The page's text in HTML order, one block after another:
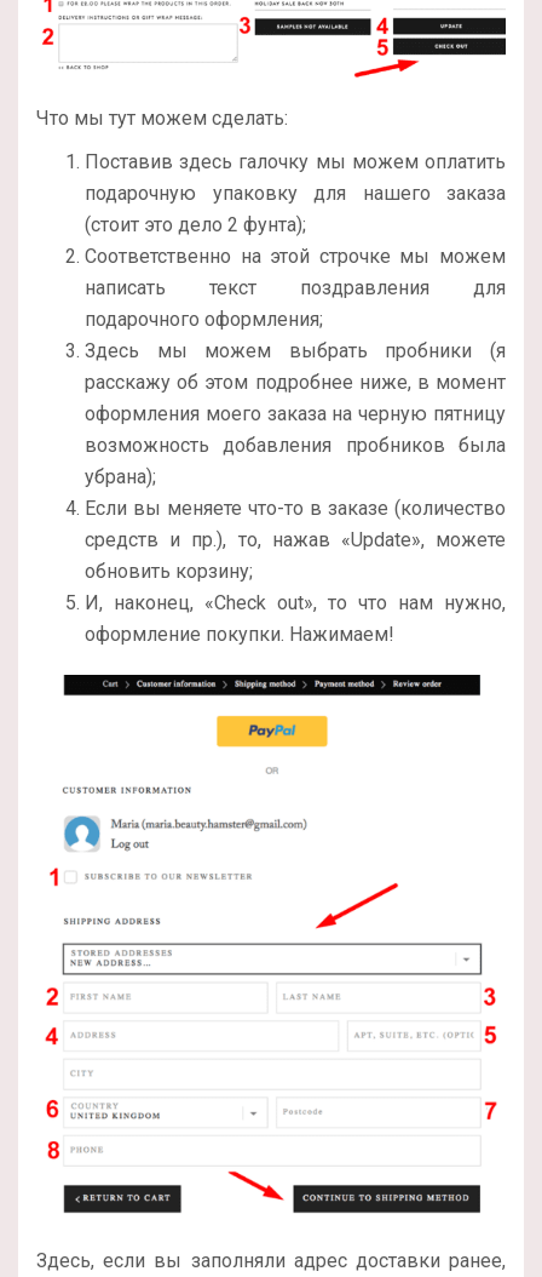
Что мы тут можем сделать:
Поставив здесь галочку мы можем оплатить
подарочную упаковку для нашего заказа
(стоит это дело 2 фунта);
Соответственно на этой строчке мы можем
написать текст поздравления для
подарочного оформления;
Здесь мы можем выбрать пробники (я
расскажу об этом подробнее ниже, в момент
оформления моего заказа на черную пятницу
возможность добавления пробников была
убрана);
Если вы меняете что-то в заказе (количество
средств и пр.), то, нажав «Update», можете
обновить корзину;
И, наконец, «Check out», то что нам нужно,
оформление покупки. Нажимаем!
Здесь, если вы заполняли адрес доставки ранее,